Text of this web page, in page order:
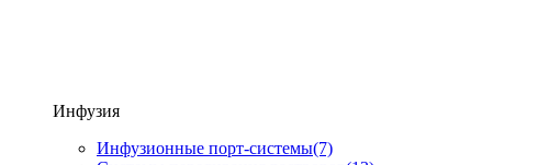
Инфузия
Инфузионные порт-системы(7)